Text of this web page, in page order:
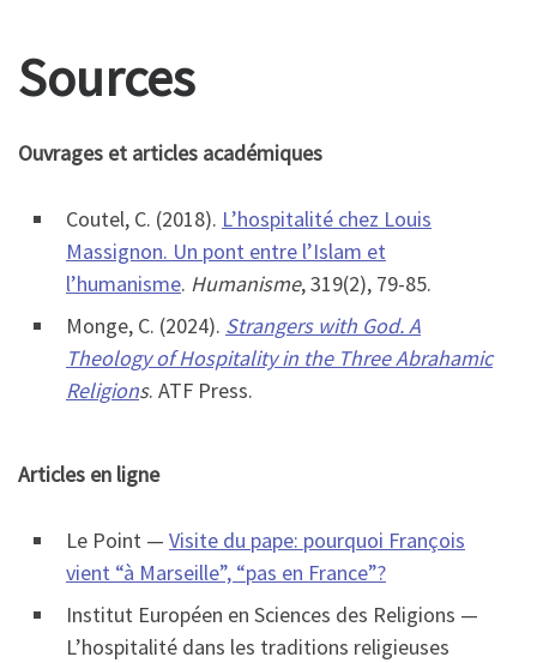
Sources
Ouvrages et articles académiques
Coutel, C. (2018). L’hospitalité chez Louis
Massignon. Un pont entre l’Islam et
l’humanisme. Humanisme, 319(2), 79-85.
Monge, C. (2024). Strangers with God. A
Theology of Hospitality in the Three Abrahamic
Religions. ATF Press.
Articles en ligne
Le Point — Visite du pape: pourquoi François
vient “à Marseille”, “pas en France”?
Institut Européen en Sciences des Religions —
L’hospitalité dans les traditions religieuses